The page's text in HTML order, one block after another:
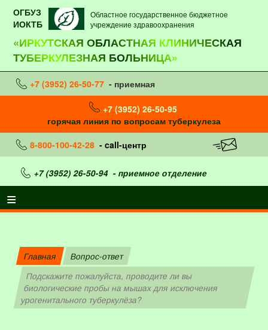
ОГБУЗ
ИОКТБ
Областное государственное бюджетное
учреждение здравоохранения
«ИРКУТСКАЯ ОБЛАСТНАЯ КЛИНИЧЕСКАЯ
ТУБЕРКУЛЕЗНАЯ БОЛЬНИЦА»
+7 (3952) 26-50-77 - приемная
+7 (3952) 26-50-95
горячая линия по вопросам туберкулеза
8-800-100-42-28 - call-центр
+7 (3952) 26-50-94- приемное отделение
Главная
Вопрос-ответ
Подскажите пожалуйста, проводите ли вы
биологические пробы на мышах для исключения
урогенитального туберкулёза?